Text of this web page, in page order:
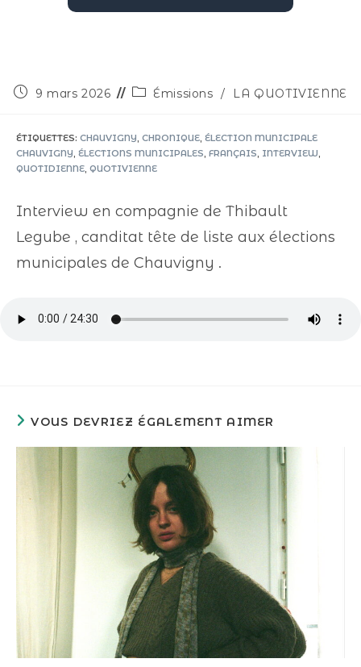
9 mars 2026 Émissions / LA QUOTIVIENNE
ÉTIQUETTES: CHAUVIGNY CHRONIQUE ÉLECTION MUNICIPALE
CHAUVIGNY ÉLECTIONS MUNICIPALES FRANÇAIS INTERVIEW
QUOTIDIENNE QUOTIVIENNE
Interview en compagnie de Thibault
Legube , canditat tête de liste aux élections
municipales de Chauvigny .
VOUS DEVRIEZ ÉGALEMENT AIMER